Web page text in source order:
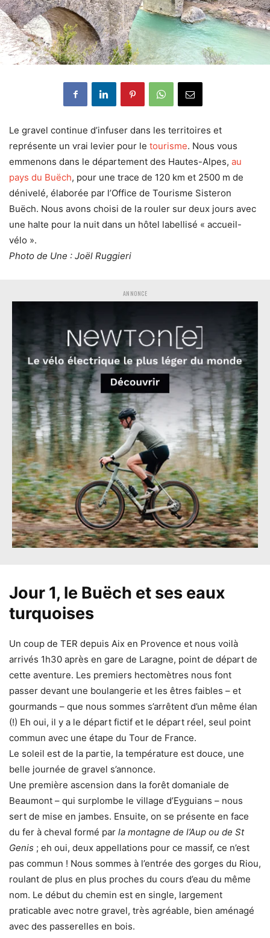
Le gravel continue d’infuser dans les territoires et
représente un vrai levier pour le tourisme. Nous vous
emmenons dans le département des Hautes-Alpes, au
pays du Buëch, pour une trace de 120 km et 2500 m de
dénivelé, élaborée par l’Office de Tourisme Sisteron
Buëch. Nous avons choisi de la rouler sur deux jours avec
une halte pour la nuit dans un hôtel labellisé « accueil-
vélo ».
Photo de Une : Joël Ruggieri
ANNONCE
Jour 1, le Buëch et ses eaux
turquoises
Un coup de TER depuis Aix en Provence et nous voilà
arrivés 1h30 après en gare de Laragne, point de départ de
cette aventure. Les premiers hectomètres nous font
passer devant une boulangerie et les êtres faibles – et
gourmands – que nous sommes s’arrêtent d’un même élan
(!) Eh oui, il y a le départ fictif et le départ réel, seul point
commun avec une étape du Tour de France.
Le soleil est de la partie, la température est douce, une
belle journée de gravel s’annonce.
Une première ascension dans la forêt domaniale de
Beaumont – qui surplombe le village d’Eyguians – nous
sert de mise en jambes. Ensuite, on se présente en face
du fer à cheval formé par la montagne de l’Aup ou de St
Genis ; eh oui, deux appellations pour ce massif, ce n’est
pas commun ! Nous sommes à l’entrée des gorges du Riou,
roulant de plus en plus proches du cours d’eau du même
nom. Le début du chemin est en single, largement
praticable avec notre gravel, très agréable, bien aménagé
avec des passerelles en bois.